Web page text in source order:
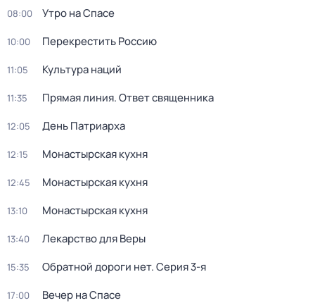
08:00 Утро на Спасе
10:00 Перекреcтить Росcию
11:05 Культура наций
11:35 Прямая линия. Ответ священника
12:05 День Патриарха
12:15 Монастырская кухня
12:45 Монастырская кухня
13:10 Монастырская кухня
13:40 Лекарство для Веры
15:35 Обратной дороги нет. Серия 3-я
17:00 Вечер на Спасе